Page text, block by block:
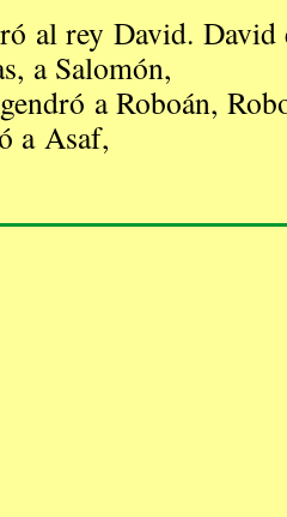
al rey David. David
a Salomón,
a Roboán,
a Asaf,